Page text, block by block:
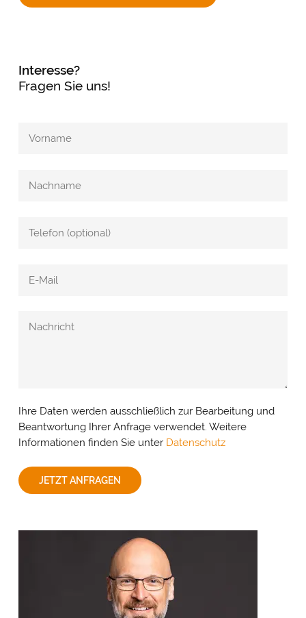
Interesse?
Fragen Sie uns!
Ihre Daten werden ausschließlich zur Bearbeitung und
Beantwortung Ihrer Anfrage verwendet. Weitere
Informationen finden Sie unter Datenschutz
JETZT ANFRAGEN